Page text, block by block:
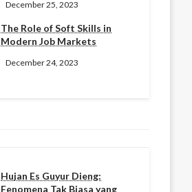
December 25, 2023
The Role of Soft Skills in
Modern Job Markets
December 24, 2023
Hujan Es Guyur Dieng:
Fenomena Tak Biasa yang